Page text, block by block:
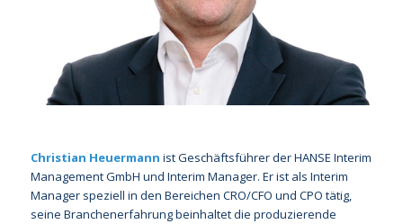
Christian Heuermann ist Geschäftsführer der HANSE Interim
Management GmbH und Interim Manager. Er ist als Interim
Manager speziell in den Bereichen CRO/CFO und CPO tätig,
seine Branchenerfahrung beinhaltet die produzierende